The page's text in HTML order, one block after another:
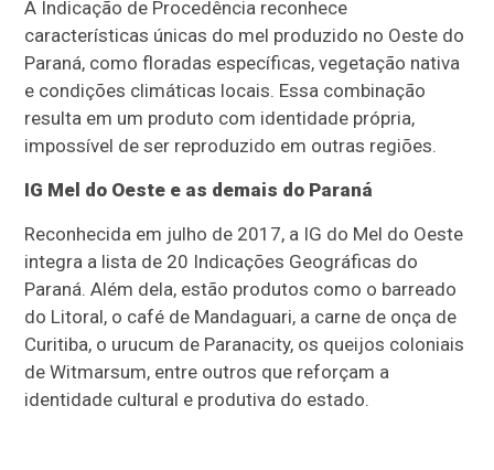
A Indicação de Procedência reconhece
características únicas do mel produzido no Oeste do
Paraná, como floradas específicas, vegetação nativa
e condições climáticas locais. Essa combinação
resulta em um produto com identidade própria,
impossível de ser reproduzido em outras regiões.
IG Mel do Oeste e as demais do Paraná
Reconhecida em julho de 2017, a IG do Mel do Oeste
integra a lista de 20 Indicações Geográficas do
Paraná. Além dela, estão produtos como o barreado
do Litoral, o café de Mandaguari, a carne de onça de
Curitiba, o urucum de Paranacity, os queijos coloniais
de Witmarsum, entre outros que reforçam a
identidade cultural e produtiva do estado.